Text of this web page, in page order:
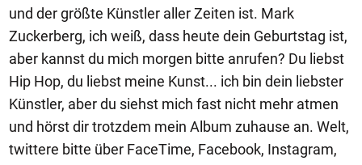
und der größte Künstler aller Zeiten ist. Mark
Zuckerberg, ich weiß, dass heute dein Geburtstag ist,
aber kannst du mich morgen bitte anrufen? Du liebst
Hip Hop, du liebst meine Kunst... ich bin dein liebster
Künstler, aber du siehst mich fast nicht mehr atmen
und hörst dir trotzdem mein Album zuhause an. Welt,
twittere bitte über FaceTime, Facebook, Instagram,